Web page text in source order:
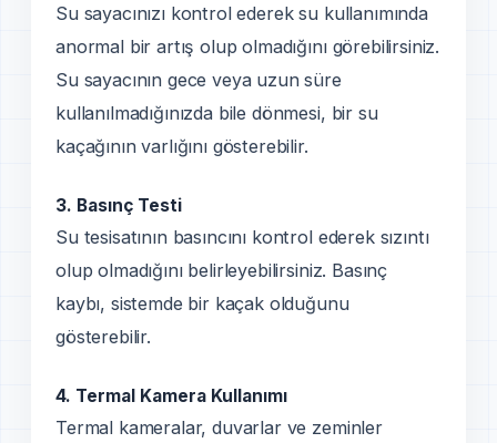
Su sayacınızı kontrol ederek su kullanımında
anormal bir artış olup olmadığını görebilirsiniz.
Su sayacının gece veya uzun süre
kullanılmadığınızda bile dönmesi, bir su
kaçağının varlığını gösterebilir.
3. Basınç Testi
Su tesisatının basıncını kontrol ederek sızıntı
olup olmadığını belirleyebilirsiniz. Basınç
kaybı, sistemde bir kaçak olduğunu
gösterebilir.
4. Termal Kamera Kullanımı
Termal kameralar, duvarlar ve zeminler